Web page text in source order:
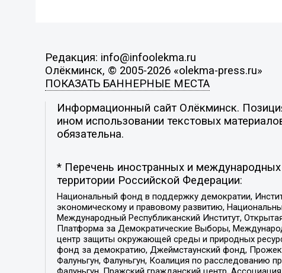
Редакция: info@infoolekma.ru
Олёкминск, © 2005-2026 «olekma-press.ru»
ПОКАЗАТЬ БАННЕРНЫЕ МЕСТА
Информационный сайт Олёкминск.
ином использовании текстовых
обязательна.
* Перечень иностранных и международных
территории Российской Федерации:
Национальный фонд в поддержку демократии,
экономическому и правовому развитию,
Международный Республиканский Институт,
Платформа за Демократические Выборы,
центр защиты окружающей среды и природных
фонд за демократию, Джеймстаунский фонд,
Фалуньгун, Фалуньгун, Коалиция по расследованию